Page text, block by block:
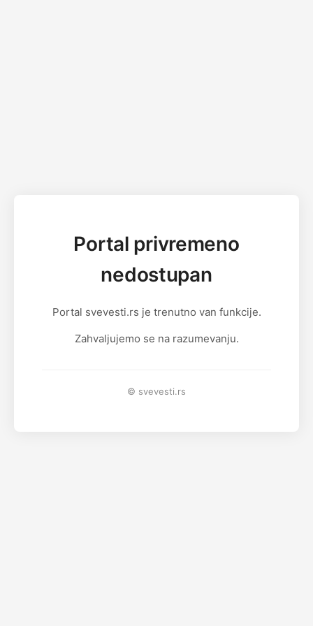
Portal privremeno
nedostupan
Portal svevesti.rs je trenutno van funkcije.
Zahvaljujemo se na razumevanju.
© svevesti.rs